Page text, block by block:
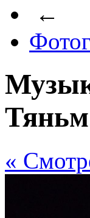
←
«